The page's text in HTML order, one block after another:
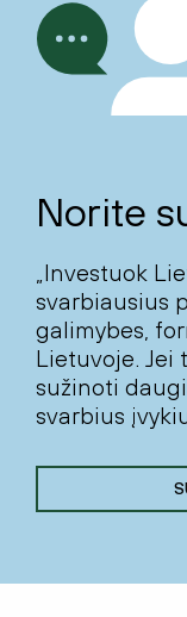
Norite
„Investuok
svarbiausius
galimybes,
Lietuvoje. Jei
sužinoti
svarbius